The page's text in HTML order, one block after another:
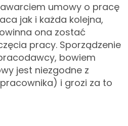
umowy o pracę
jak i każda kolejna,
ona zostać
pracy. Sporządzenie
bowiem
jest niezgodne z
i grozi za to